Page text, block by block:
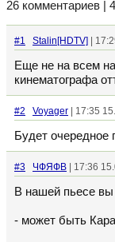
26 комментариев |
#1 Stalin[HDTV] |
Еще не на всем
кинематографа
#2 Voyager | 17:35
Будет очередное
#3 ЧФЯФВ | 17:36
В нашей пьесе вы
- может быть